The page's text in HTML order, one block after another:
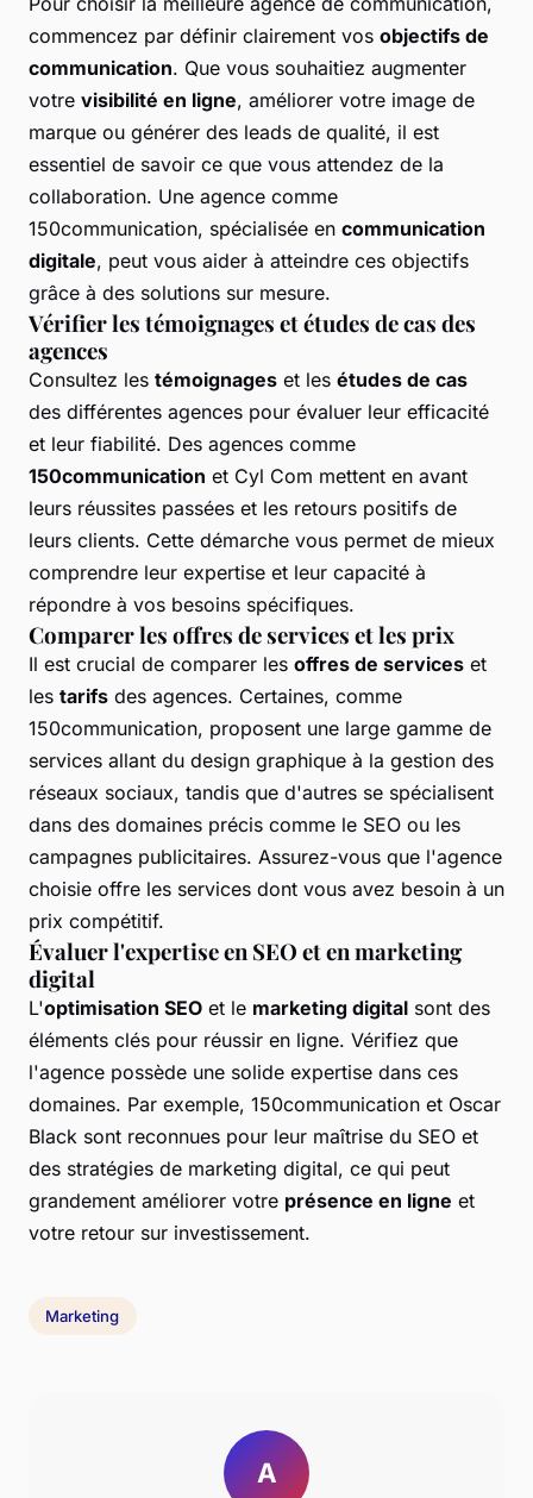
commencez par définir clairement vos objectifs de
communication. Que vous souhaitiez augmenter
votre visibilité en ligne, améliorer votre image de
marque ou générer des leads de qualité, il est
essentiel de savoir ce que vous attendez de la
collaboration. Une agence comme
150communication, spécialisée en communication
digitale, peut vous aider à atteindre ces objectifs
grâce à des solutions sur mesure.
Vérifier les témoignages et études de cas des
agences
Consultez les témoignages et les études de cas
des différentes agences pour évaluer leur efficacité
et leur fiabilité. Des agences comme
150communication et Cyl Com mettent en avant
leurs réussites passées et les retours positifs de
leurs clients. Cette démarche vous permet de mieux
comprendre leur expertise et leur capacité à
répondre à vos besoins spécifiques.
Comparer les offres de services et les prix
Il est crucial de comparer les offres de services et
les tarifs des agences. Certaines, comme
150communication, proposent une large gamme de
services allant du design graphique à la gestion des
réseaux sociaux, tandis que d'autres se spécialisent
dans des domaines précis comme le SEO ou les
campagnes publicitaires. Assurez-vous que l'agence
choisie offre les services dont vous avez besoin à un
prix compétitif.
Évaluer l'expertise en SEO et en marketing
digital
L'optimisation SEO et le marketing digital sont des
éléments clés pour réussir en ligne. Vérifiez que
l'agence possède une solide expertise dans ces
domaines. Par exemple, 150communication et Oscar
Black sont reconnues pour leur maîtrise du SEO et
des stratégies de marketing digital, ce qui peut
grandement améliorer votre présence en ligne et
votre retour sur investissement.
Marketing
A